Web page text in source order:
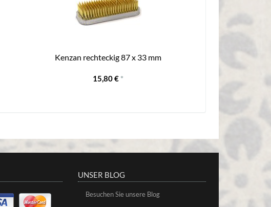
Kenzan rechteckig 87 x 33 mm
15,80 € *
UNSER BLOG
Besuchen Sie unsere Blog